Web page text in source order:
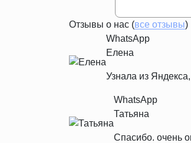
Отзывы о нас (все отзывы)
WhatsApp
Елена
Узнала из
WhatsApp
Татьяна
Спасибо. очень